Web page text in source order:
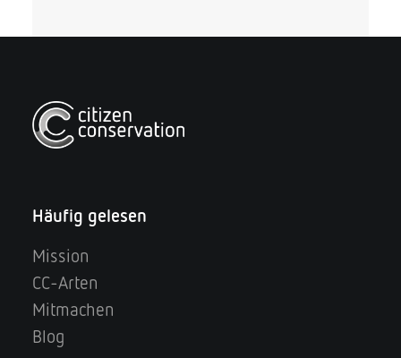
Basisinformationen zu Biologie
Scharnierschildkröten müssen einzeln gehalten
werden. Nur zur Paarung werden sie unter Aufsicht
Schildkröten anpassen; von 40 x 40 x 30 cm für
80 x 60 cm. Kühle Überwinterung, im Sommer 25–
35 °C. Wöchentliche Wasserwechsel. Die Schildkröten
sind Allesfresser: Würmer, Insekten, Fisch, Fleisch,
Häufig gelesen
Mission
CC-Arten
Mitmachen
Blog